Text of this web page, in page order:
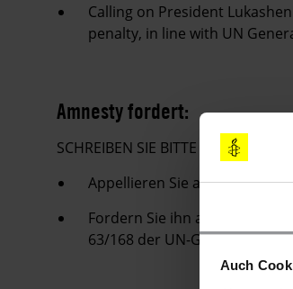
Auch
Calling on President
penalty, in line with UN
Amnesty fordert:
SCHREIBEN SIE BITTE E-MAILS,
Appellieren Sie an
Fordern Sie ihn auf, in
63/168 der UN-